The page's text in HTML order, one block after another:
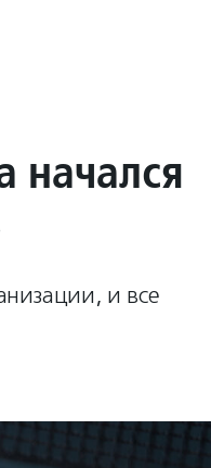
начался
и все